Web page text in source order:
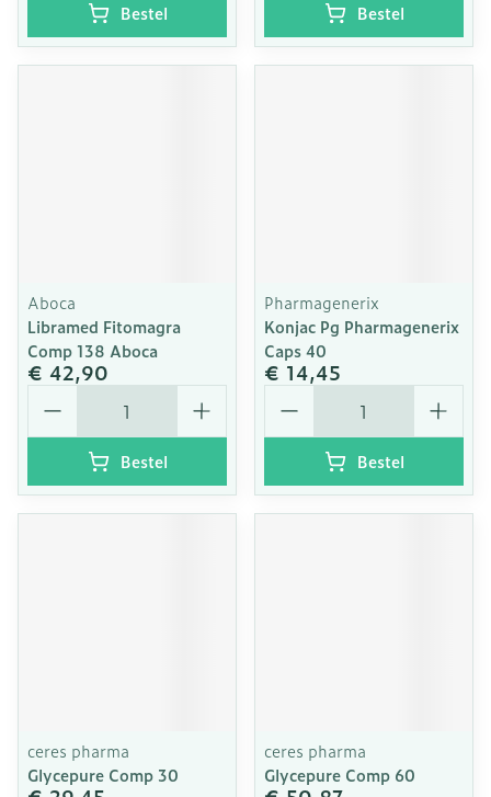
Bestel Bestel
Aboca
Libramed Fitomagra
Comp 138 Aboca
€ 42,90
Aantal
Bestel
Pharmagenerix
Konjac Pg Pharmagenerix
Caps 40
€ 14,45
Aantal
Bestel
ceres pharma
Glycepure Comp 30
ceres pharma
Glycepure Comp 60